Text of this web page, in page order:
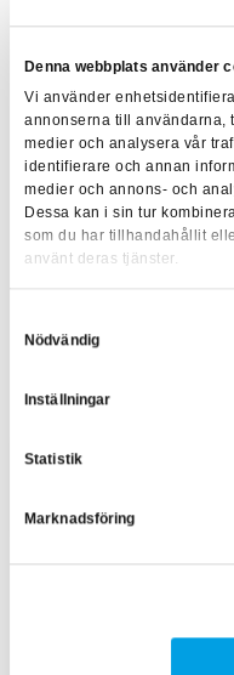
Denna webbplats använder
Vi använder
annonserna till användarna,
medier och analysera vår
identifierare och annan
medier och annons- och
Dessa kan i sin tur
som du har tillhandahållit
använt deras tjänster.
Nödvändig
Inställningar
Statistik
Marknadsföring